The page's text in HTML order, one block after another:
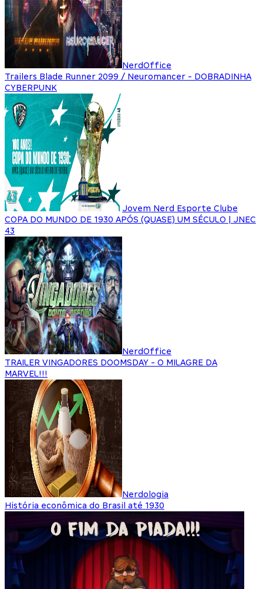
NerdOffice
Trailers Blade Runner 2099 / Neuromancer - DOBRADINHA
CYBERPUNK
Jovem Nerd Esporte Clube
COPA DO MUNDO DE 1930 APÓS (QUASE) UM SÉCULO | JNEC
43
NerdOffice
TRAILER VINGADORES DOOMSDAY - O MILAGRE DA
MARVEL!!!
Nerdologia
História econômica do Brasil até 1930